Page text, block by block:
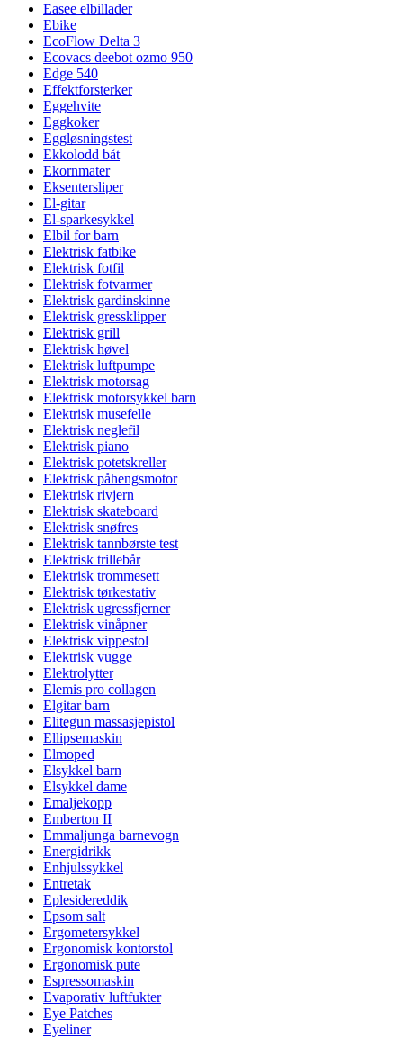
Easee elbillader
Ebike
EcoFlow Delta 3
Ecovacs deebot ozmo 950
Edge 540
Effektforsterker
Eggehvite
Eggkoker
Eggløsningstest
Ekkolodd båt
Ekornmater
Eksentersliper
El-gitar
El-sparkesykkel
Elbil for barn
Elektrisk fatbike
Elektrisk fotfil
Elektrisk fotvarmer
Elektrisk gardinskinne
Elektrisk gressklipper
Elektrisk grill
Elektrisk høvel
Elektrisk luftpumpe
Elektrisk motorsag
Elektrisk motorsykkel barn
Elektrisk musefelle
Elektrisk neglefil
Elektrisk piano
Elektrisk potetskreller
Elektrisk påhengsmotor
Elektrisk rivjern
Elektrisk skateboard
Elektrisk snøfres
Elektrisk tannbørste test
Elektrisk trillebår
Elektrisk trommesett
Elektrisk tørkestativ
Elektrisk ugressfjerner
Elektrisk vinåpner
Elektrisk vippestol
Elektrisk vugge
Elektrolytter
Elemis pro collagen
Elgitar barn
Elitegun massasjepistol
Ellipsemaskin
Elmoped
Elsykkel barn
Elsykkel dame
Emaljekopp
Emberton II
Emmaljunga barnevogn
Energidrikk
Enhjulssykkel
Entretak
Eplesidereddik
Epsom salt
Ergometersykkel
Ergonomisk kontorstol
Ergonomisk pute
Espressomaskin
Evaporativ luftfukter
Eye Patches
Eyeliner